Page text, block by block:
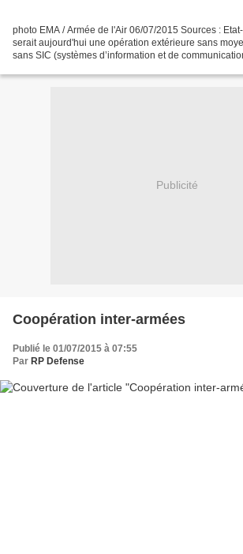
photo EMA / Armée de l'Air 06/07/2015 Sources :
serait aujourd'hui une opération extérieure sans
sans SIC (systèmes d’information et de
Publicité
Coopération inter-armées
Publié le 01/07/2015 à 07:55
Par RP Defense